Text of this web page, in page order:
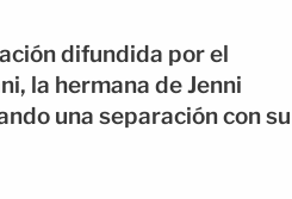
difundida por el
la hermana de Jenni
una separación con su